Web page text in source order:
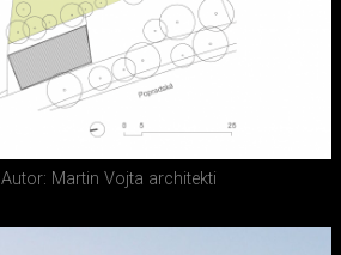
Autor: Martin Vojta architekti